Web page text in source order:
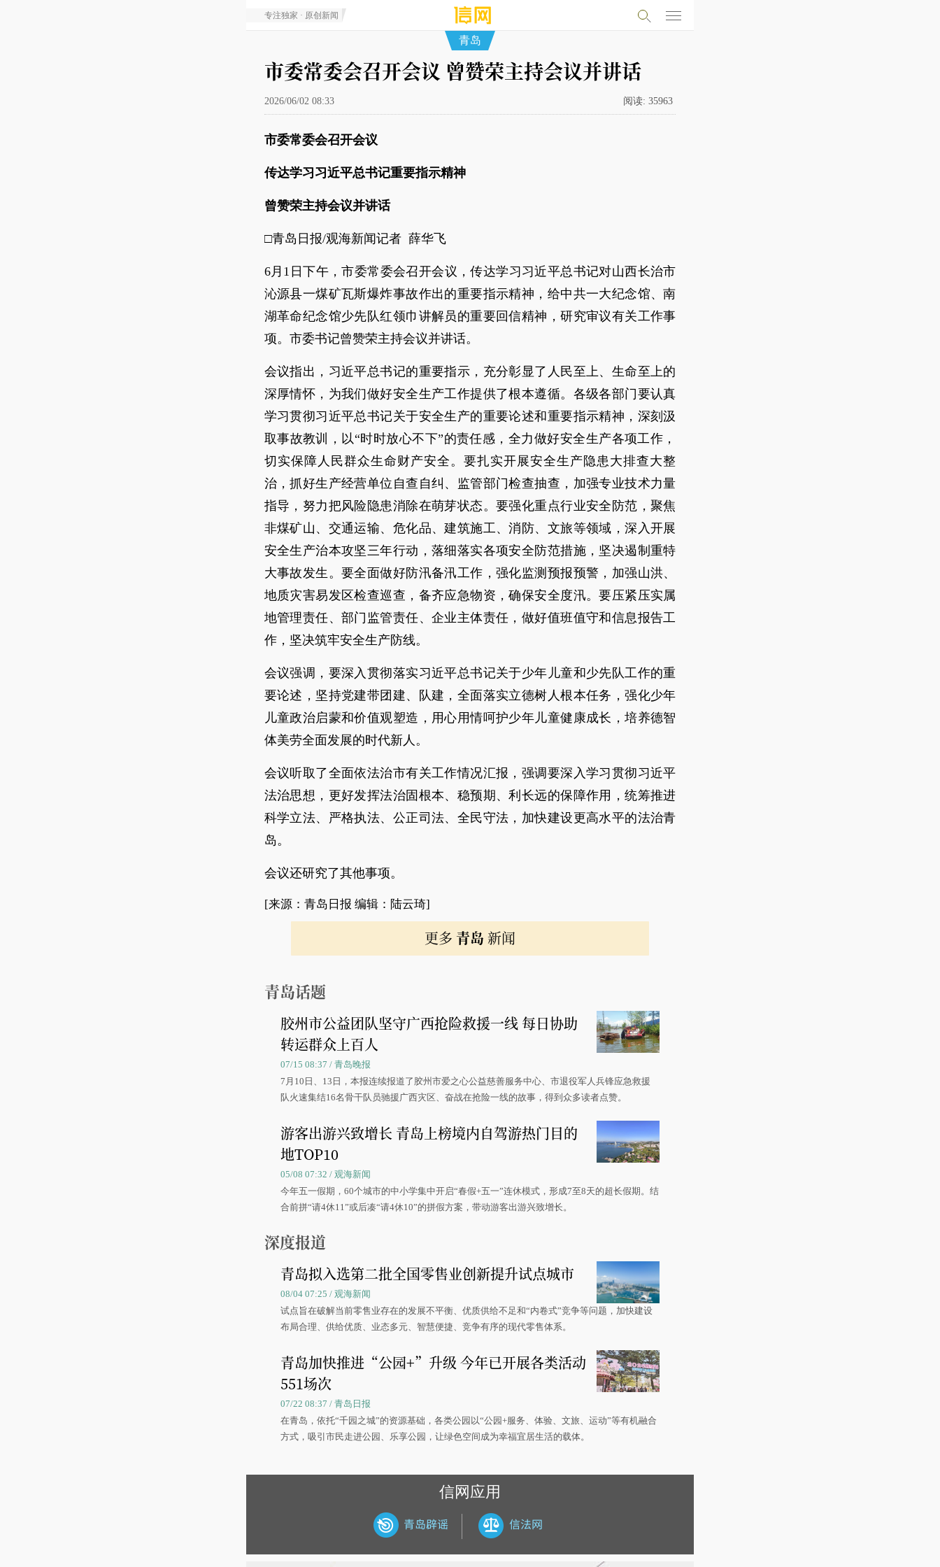
专注独家 · 原创新闻
青岛
市委常委会召开会议 曾赞荣主持会议并讲话
2026/06/02 08:33 阅读: 35963
市委常委会召开会议
传达学习习近平总书记重要指示精神
曾赞荣主持会议并讲话
□青岛日报/观海新闻记者 薛华飞
6月1日下午，市委常委会召开会议，传达学习习近平总书记对山西长治市
沁源县一煤矿瓦斯爆炸事故作出的重要指示精神，给中共一大纪念馆、南
湖革命纪念馆少先队红领巾讲解员的重要回信精神，研究审议有关工作事
项。市委书记曾赞荣主持会议并讲话。
会议指出，习近平总书记的重要指示，充分彰显了人民至上、生命至上的
深厚情怀，为我们做好安全生产工作提供了根本遵循。各级各部门要认真
学习贯彻习近平总书记关于安全生产的重要论述和重要指示精神，深刻汲
取事故教训，以“时时放心不下”的责任感，全力做好安全生产各项工作，
切实保障人民群众生命财产安全。要扎实开展安全生产隐患大排查大整
治，抓好生产经营单位自查自纠、监管部门检查抽查，加强专业技术力量
指导，努力把风险隐患消除在萌芽状态。要强化重点行业安全防范，聚焦
非煤矿山、交通运输、危化品、建筑施工、消防、文旅等领域，深入开展
安全生产治本攻坚三年行动，落细落实各项安全防范措施，坚决遏制重特
大事故发生。要全面做好防汛备汛工作，强化监测预报预警，加强山洪、
地质灾害易发区检查巡查，备齐应急物资，确保安全度汛。要压紧压实属
地管理责任、部门监管责任、企业主体责任，做好值班值守和信息报告工
作，坚决筑牢安全生产防线。
会议强调，要深入贯彻落实习近平总书记关于少年儿童和少先队工作的重
要论述，坚持党建带团建、队建，全面落实立德树人根本任务，强化少年
儿童政治启蒙和价值观塑造，用心用情呵护少年儿童健康成长，培养德智
体美劳全面发展的时代新人。
会议听取了全面依法治市有关工作情况汇报，强调要深入学习贯彻习近平
法治思想，更好发挥法治固根本、稳预期、利长远的保障作用，统筹推进
科学立法、严格执法、公正司法、全民守法，加快建设更高水平的法治青
岛。
会议还研究了其他事项。
[来源：青岛日报 编辑：陆云琦]
更多 青岛 新闻
青岛话题
胶州市公益团队坚守广西抢险救援一线 每日协助
转运群众上百人
07/15 08:37 / 青岛晚报
7月10日、13日，本报连续报道了胶州市爱之心公益慈善服务中心、市退役军人兵锋应急救援
队火速集结16名骨干队员驰援广西灾区、奋战在抢险一线的故事，得到众多读者点赞。
游客出游兴致增长 青岛上榜境内自驾游热门目的
地TOP10
05/08 07:32 / 观海新闻
今年五一假期，60个城市的中小学集中开启“春假+五一”连休模式，形成7至8天的超长假期。结
合前拼“请4休11”或后凑“请4休10”的拼假方案，带动游客出游兴致增长。
深度报道
青岛拟入选第二批全国零售业创新提升试点城市
08/04 07:25 / 观海新闻
试点旨在破解当前零售业存在的发展不平衡、优质供给不足和“内卷式”竞争等问题，加快建设
布局合理、供给优质、业态多元、智慧便捷、竞争有序的现代零售体系。
青岛加快推进“公园+”升级 今年已开展各类活动
551场次
07/22 08:37 / 青岛日报
在青岛，依托“千园之城”的资源基础，各类公园以“公园+服务、体验、文旅、运动”等有机融合
方式，吸引市民走进公园、乐享公园，让绿色空间成为幸福宜居生活的载体。
信网应用